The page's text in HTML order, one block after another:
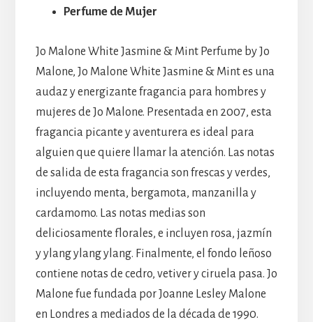
Perfume de Mujer
Jo Malone White Jasmine & Mint Perfume by Jo
Malone, Jo Malone White Jasmine & Mint es una
audaz y energizante fragancia para hombres y
mujeres de Jo Malone. Presentada en 2007, esta
fragancia picante y aventurera es ideal para
alguien que quiere llamar la atención. Las notas
de salida de esta fragancia son frescas y verdes,
incluyendo menta, bergamota, manzanilla y
cardamomo. Las notas medias son
deliciosamente florales, e incluyen rosa, jazmín
y ylang ylang ylang. Finalmente, el fondo leñoso
contiene notas de cedro, vetiver y ciruela pasa. Jo
Malone fue fundada por Joanne Lesley Malone
en Londres a mediados de la década de 1990.